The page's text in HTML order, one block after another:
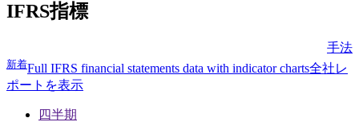
IFRS指標
手法
新着Full IFRS financial statements data with indicator charts全社レ
ポートを表示
四半期